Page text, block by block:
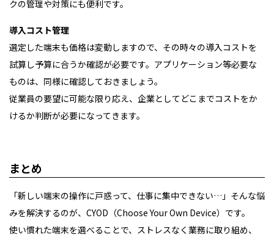
クの管理や対策にも便利です。
導入コスト管理
選定した端末も価格は変動しますので、その時々の導入コストを
試算し予算に合うか確認が必要です。アプリケーション等必要な
ものは、同様に確認しておきましょう。
従業員の要望に可能な限り応え、企業としてどこまでコストをか
けるか判断が必要になってきます。
まとめ
「新しい端末の操作に戸惑って、仕事に集中できない…」そんな悩
みを解決するのが、CYOD（Choose Your Own Device）です。
使い慣れた端末を選べることで、ストレスなく業務に取り組め、